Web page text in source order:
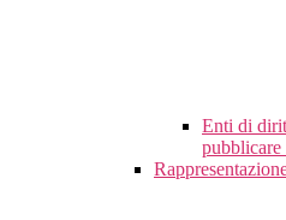
Enti di